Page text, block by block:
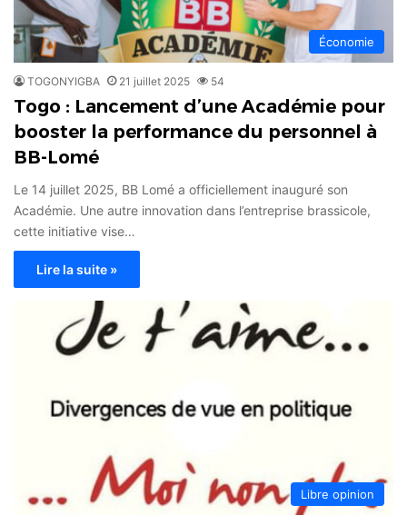
Économie
TOGONYIGBA 21 juillet 2025 54
Togo : Lancement d’une Académie pour
booster la performance du personnel à
BB-Lomé
Le 14 juillet 2025, BB Lomé a officiellement inauguré son
Académie. Une autre innovation dans l’entreprise brassicole,
cette initiative vise…
Lire la suite »
Libre opinion